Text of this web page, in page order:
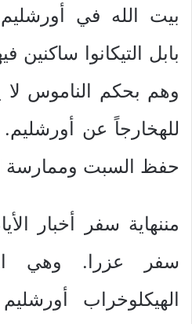
بيت الله في
وهم بحكم الناموس لا
للهخارجاً عن
حفظ السبت وممارسة
مننهاية سفر أخبار
سفر عزرا. وهي
الهيكلوخراب